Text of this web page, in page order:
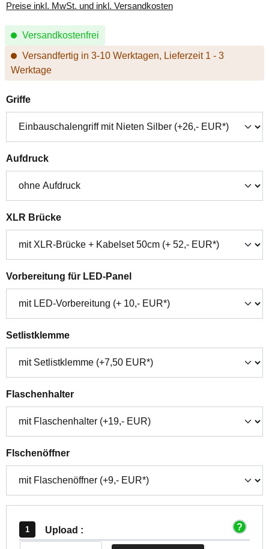
Preise inkl. MwSt. und inkl. Versandkosten
Versandkostenfrei
Versandfertig in 3-10 Werktagen, Lieferzeit 1 - 3
Werktage
Griffeauswählen
Aufdruckauswählen
XLR Brückeauswählen
Vorbereitung für LED-Panelauswählen
Setlistklemmeauswählen
Flaschenhalterauswählen
Flschenöffnerauswählen
Upload :